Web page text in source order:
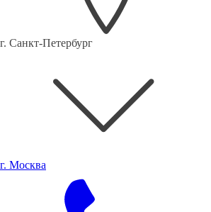
г. Санкт-Петербург
г. Москва